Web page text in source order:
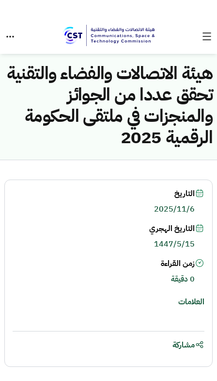
هيئة الاتصالات والفضاء والتقنية
تحقق عددا من الجوائز
والمنجزات في ملتقى الحكومة
الرقمية 2025
التاريخ
2025/11/6
التاريخ الهجري
1447/5/15
زمن القراءة
0 دقيقة
العلامات
مشاركة